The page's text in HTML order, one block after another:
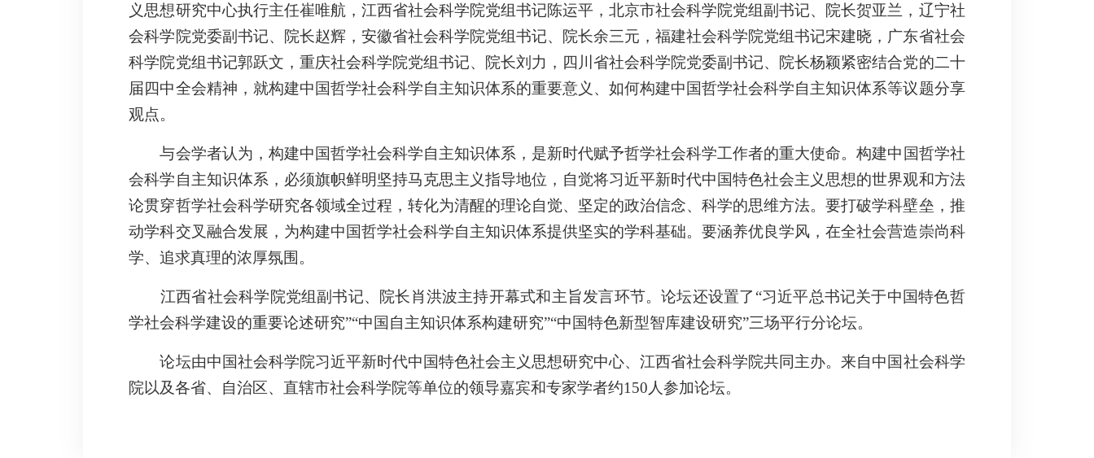
义思想研究中心执行主任崔唯航，江西省社会科学院党组书记陈运平，北京市社会科学院党组副书记、院长贺亚兰，辽宁社
会科学院党委副书记、院长赵辉，安徽省社会科学院党组书记、院长余三元，福建社会科学院党组书记宋建晓，广东省社会
科学院党组书记郭跃文，重庆社会科学院党组书记、院长刘力，四川省社会科学院党委副书记、院长杨颖紧密结合党的二十
届四中全会精神，就构建中国哲学社会科学自主知识体系的重要意义、如何构建中国哲学社会科学自主知识体系等议题分享
观点。
与会学者认为，构建中国哲学社会科学自主知识体系，是新时代赋予哲学社会科学工作者的重大使命。构建中国哲学社
会科学自主知识体系，必须旗帜鲜明坚持马克思主义指导地位，自觉将习近平新时代中国特色社会主义思想的世界观和方法
论贯穿哲学社会科学研究各领域全过程，转化为清醒的理论自觉、坚定的政治信念、科学的思维方法。要打破学科壁垒，推
动学科交叉融合发展，为构建中国哲学社会科学自主知识体系提供坚实的学科基础。要涵养优良学风，在全社会营造崇尚科
学、追求真理的浓厚氛围。
江西省社会科学院党组副书记、院长肖洪波主持开幕式和主旨发言环节。论坛还设置了“习近平总书记关于中国特色哲
学社会科学建设的重要论述研究”“中国自主知识体系构建研究”“中国特色新型智库建设研究”三场平行分论坛。
论坛由中国社会科学院习近平新时代中国特色社会主义思想研究中心、江西省社会科学院共同主办。来自中国社会科学
院以及各省、自治区、直辖市社会科学院等单位的领导嘉宾和专家学者约150人参加论坛。